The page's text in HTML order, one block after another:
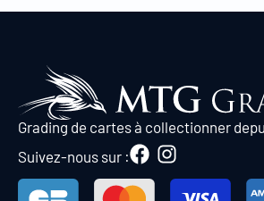
Grading de cartes à collectionner
Suivez-nous sur :